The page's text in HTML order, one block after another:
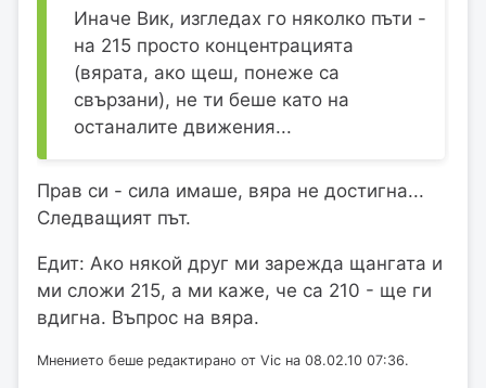
Иначе Вик, изгледах го няколко пъти -
на 215 просто концентрацията
(вярата, ако щеш, понеже са
свързани), не ти беше като на
останалите движения...
Прав си - сила имаше, вяра не достигна...
Следващият път.
Едит: Ако някой друг ми зарежда щангата и
ми сложи 215, а ми каже, че са 210 - ще ги
вдигна. Въпрос на вяра.
Мнението беше редактирано от Vic на 08.02.10 07:36.